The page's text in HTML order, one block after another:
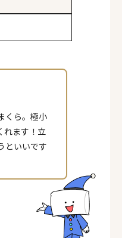
くら。極小
れます！立
といいです